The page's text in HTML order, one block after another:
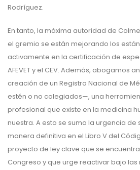
Rodríguez.
En tanto, la máxima autoridad de
el gremio se están mejorando los
activamente en la certificación de
AFEVET y el CEV. Además, abogamos
creación de un Registro Nacional de
estén o no colegiados—, una
profesional que existe en la medicina
nuestra. A esto se suma la urgencia
manera definitiva en el Libro V del
proyecto de ley clave que se
Congreso y que urge reactivar bajo las